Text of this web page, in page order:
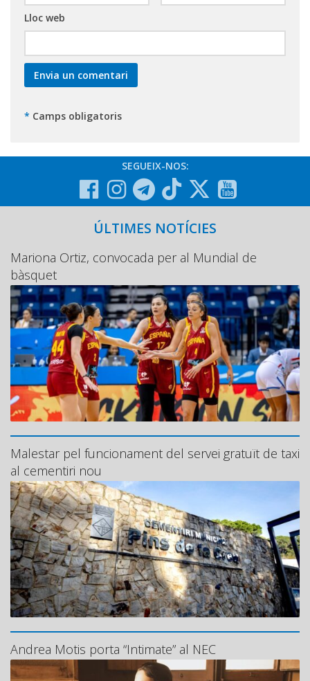
Lloc web
* Camps obligatoris
SEGUEIX-NOS:
ÚLTIMES NOTÍCIES
Mariona Ortiz, convocada per al Mundial de
bàsquet
Malestar pel funcionament del servei gratuït de taxi
al cementiri nou
Andrea Motis porta “Intimate” al NEC